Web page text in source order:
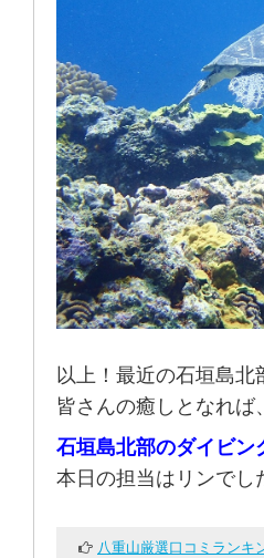
以上！最近の石垣島北
皆さんの癒しとなれば
石垣島北部のダイビ
本日の担当はリンでし
八重山厳選口コミランキ